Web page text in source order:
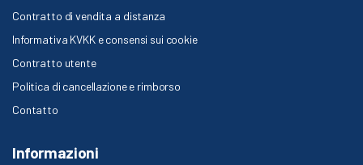
Contratto di vendita a distanza
Informativa KVKK e consensi sui cookie
Contratto utente
Politica di cancellazione e rimborso
Contatto
Informazioni